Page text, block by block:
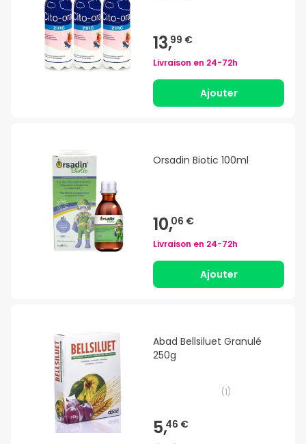
13,99 €
Livraison en 24-72h
Ajouter
Orsadin Biotic 100ml
10,06 €
Livraison en 24-72h
Ajouter
Abad Bellsiluet Granulé
250g
(1)
5,46 €